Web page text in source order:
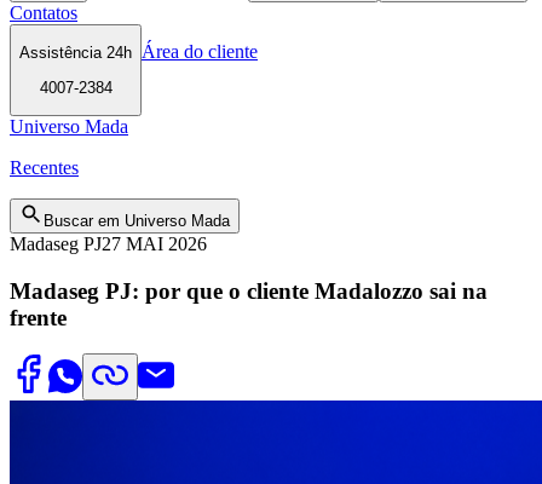
Contatos
Assistência 24h
4007-2384
Área do cliente
Universo Mada
Recentes
Buscar em Universo Mada
Madaseg PJ27 MAI 2026
Madaseg PJ: por que o cliente Madalozzo sai na
frente